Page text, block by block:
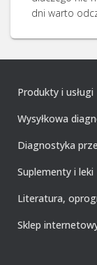
dni warto
Produkty i usługi
Wysyłkowa
Diagnostyka
Suplementy i leki
Literatura,
Sklep